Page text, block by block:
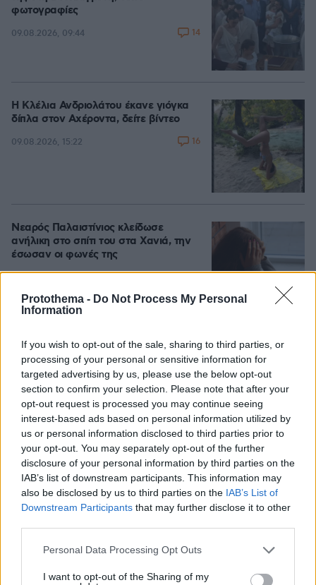
Protothema - Do Not Process My Personal
Information
If you wish to opt-out of the sale, sharing to third parties, or
processing of your personal or sensitive information for
targeted advertising by us, please use the below opt-out
section to confirm your selection. Please note that after your
opt-out request is processed you may continue seeing
interest-based ads based on personal information utilized by
us or personal information disclosed to third parties prior to
your opt-out. You may separately opt-out of the further
disclosure of your personal information by third parties on the
IAB’s list of downstream participants. This information may
also be disclosed by us to third parties on the IAB’s List of
Downstream Participants that may further disclose it to other
Please note that this website/app uses one or more Google
not limited to your visit or usage behaviour. You may click to
Personal Data Processing Opt Outs
I want to opt-out of the Sharing of my
φωτογραφίες
09.08.2026, 09:44 14
Η Κλέλια Ανδριολάτου έκανε γιόγκα
δίπλα στον Αχέροντα, δείτε βίντεο
09.08.2026, 15:22 16
Νεαρός Παλαιστίνιος κλείδωσε
ανήλικη στο σπίτι του στα Χανιά, την
έσωσαν οι φωνές της
Games
Cut The Rope Northern Heights Candy